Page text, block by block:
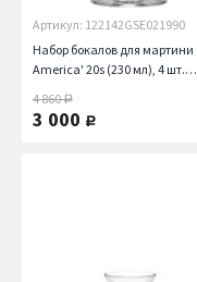
Артикул: 122142GSE021990
Набор бокалов для мартини
America' 20s (230 мл), 4 шт.
4 860руб.
3 000 руб.